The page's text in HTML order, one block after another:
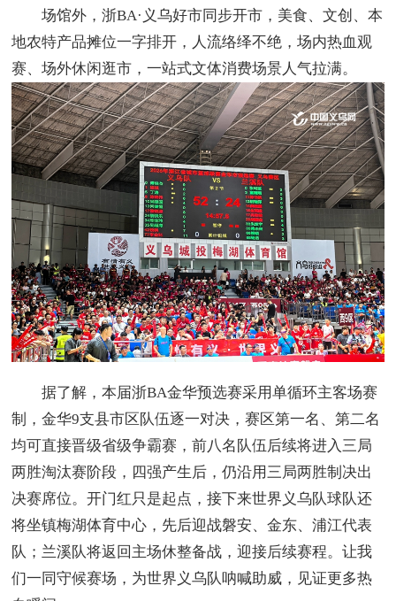
场馆外，浙BA·义乌好市同步开市，美食、文创、本
地农特产品摊位一字排开，人流络绎不绝，场内热血观
赛、场外休闲逛市，一站式文体消费场景人气拉满。
据了解，本届浙BA金华预选赛采用单循环主客场赛
制，金华9支县市区队伍逐一对决，赛区第一名、第二名
均可直接晋级省级争霸赛，前八名队伍后续将进入三局
两胜淘汰赛阶段，四强产生后，仍沿用三局两胜制决出
决赛席位。开门红只是起点，接下来世界义乌队球队还
将坐镇梅湖体育中心，先后迎战磐安、金东、浦江代表
队；兰溪队将返回主场休整备战，迎接后续赛程。让我
们一同守候赛场，为世界义乌队呐喊助威，见证更多热